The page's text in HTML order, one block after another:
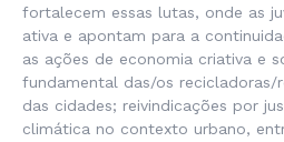
fortalecem essas lutas, onde as
ativa e apontam para a
as ações de economia criativa e
fundamental das/os recicladoras/
das cidades; reivindicações por
climática no contexto urbano,